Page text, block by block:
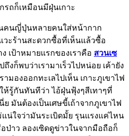
รถก็เหมือนมีฝุ่นเกาะ
นคนญี่ปุ่นหลายคนใส่หน้ากาก
วะร้านสะดวกซื้อที่เห็นแล้วซื้อ
เป้าหมายแรกของเราคือ สวนเซ
ถึงก็พบว่าเรามาเร็วไปหน่อย เค้ายัง
ามองออกทะเลไปเห็น เกาะภูเขาไฟ
ห้รู้กันทันทีว่า ไอ้ฝุ่นฟุ้งๆสีเทาๆที่
ย มันต้องเป็นเศษขี้เถ้าจากภูเขาไฟ
น่ใจว่ามันระเบิดมั้ย รุนแรงแค่ไหน
อป่าว ลองเซิดดูข่าวในจากมือถือก็